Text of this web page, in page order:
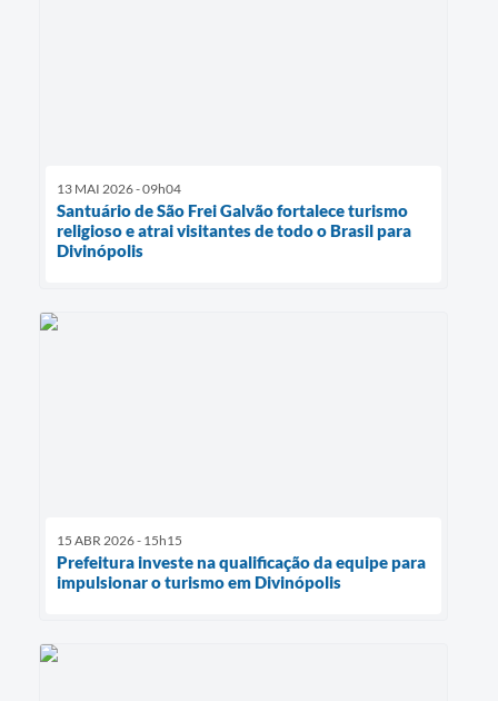
13 MAI 2026 - 09h04
Santuário de São Frei Galvão fortalece turismo
religioso e atrai visitantes de todo o Brasil para
Divinópolis
15 ABR 2026 - 15h15
Prefeitura investe na qualificação da equipe para
impulsionar o turismo em Divinópolis